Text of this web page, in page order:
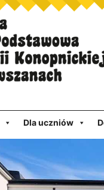
Dla uczniów